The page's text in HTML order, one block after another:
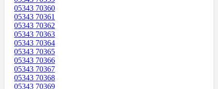
05343 70360
05343 70361
05343 70362
05343 70363
05343 70364
05343 70365
05343 70366
05343 70367
05343 70368
05343 70369